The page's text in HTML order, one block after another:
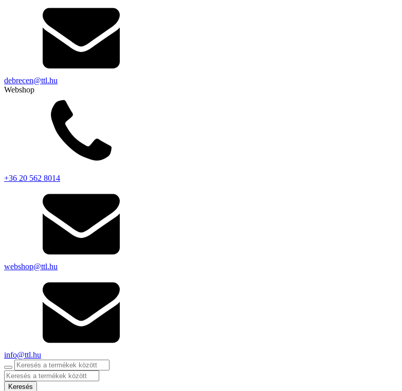
debrecen@ttl.hu
Webshop
+36 20 562 8014
webshop@ttl.hu
info@ttl.hu
Products
search
Keresés